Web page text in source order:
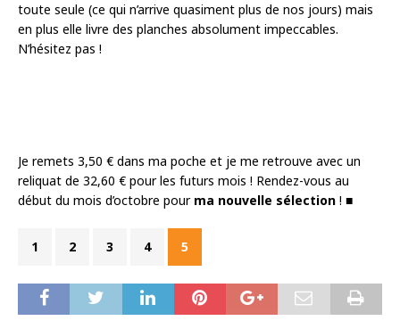
toute seule (ce qui n’arrive quasiment plus de nos jours) mais
en plus elle livre des planches absolument impeccables.
N’hésitez pas !
Je remets 3,50 € dans ma poche et je me retrouve avec un
reliquat de 32,60 € pour les futurs mois ! Rendez-vous au
début du mois d’octobre pour ma nouvelle sélection ! ■
1 2 3 4 5